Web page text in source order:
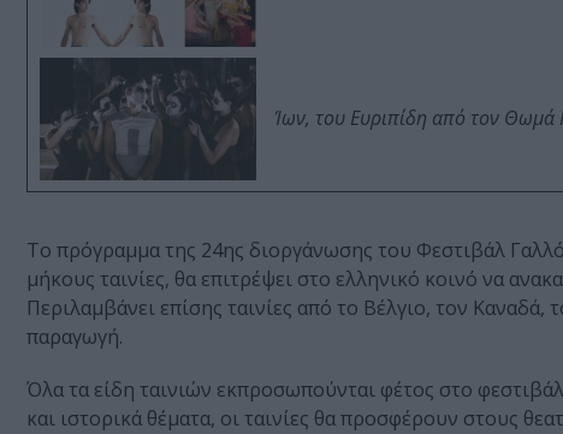
Ίων, του Ευριπίδη από τον
Το πρόγραμμα της 24ης διοργάνωσης του Φεστιβάλ
μήκους ταινίες, θα επιτρέψει στο ελληνικό κοινό να
Περιλαμβάνει επίσης ταινίες από το Βέλγιο, τον
παραγωγή.
Όλα τα είδη ταινιών εκπροσωπούνται φέτος στο
και ιστορικά θέματα, οι ταινίες θα προσφέρουν στους